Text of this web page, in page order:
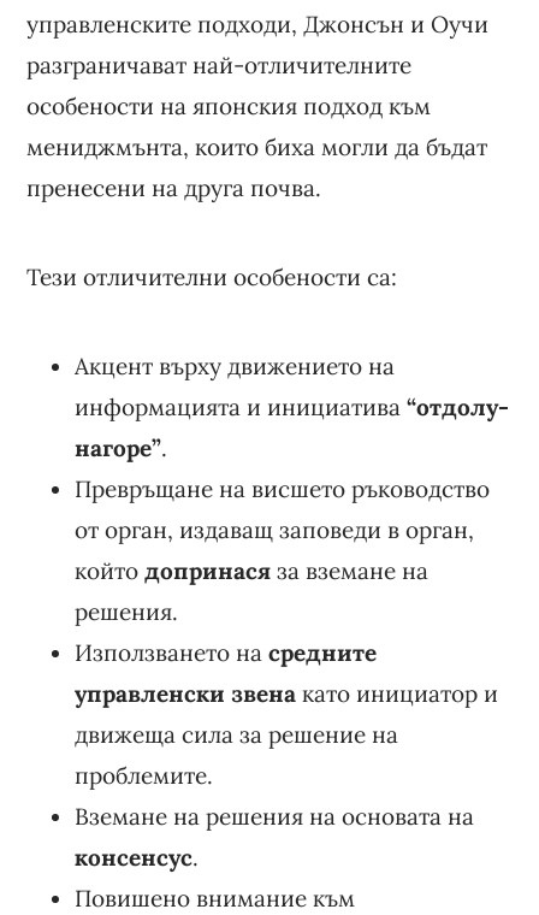
управленските подходи, Джонсън и Оучи
разграничават най-отличителните
особености на японския подход към
мениджмънта, които биха могли да бъдат
пренесени на друга почва.
Тези отличителни особености са:
Акцент върху движението на
информацията и инициатива“отдолу-
нагоре”.
Превръщане на висшето ръководство
от орган, издаващ заповеди в орган,
койтодопринася за вземане на
решения.
Използването насредните
управленски звена като инициатор и
движеща сила за решение на
проблемите.
Вземане на решения на основата на
консенсус.
Повишено внимание към